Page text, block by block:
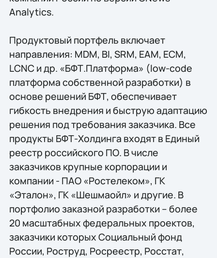
Analytics.
Продуктовый портфель включает
направления: MDM, BI, SRM, EAM, ECM,
LCNC и др. «БФТ.Платформа» (low-code
платформа собственной разработки) в
основе решений БФТ, обеспечивает
гибкость внедрения и быструю адаптацию
решения под требования заказчика. Все
продукты БФТ-Холдинга входят в Единый
реестр российского ПО. В числе
заказчиков крупные корпорации и
компании - ПАО «Ростелеком», ГК
«Эталон», ГК «Шешмаойл» и другие. В
портфолио заказной разработки – более
20 масштабных федеральных проектов,
заказчики которых Социальный фонд
России, Роструд, Росреестр, Росстат,